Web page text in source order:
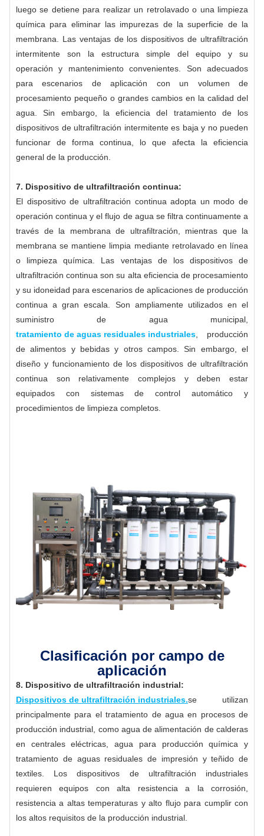
luego se detiene para realizar un retrolavado o una limpieza
química para eliminar las impurezas de la superficie de la
membrana. Las ventajas de los dispositivos de ultrafiltración
intermitente son la estructura simple del equipo y su
operación y mantenimiento convenientes. Son adecuados
para escenarios de aplicación con un volumen de
procesamiento pequeño o grandes cambios en la calidad del
agua. Sin embargo, la eficiencia del tratamiento de los
dispositivos de ultrafiltración intermitente es baja y no pueden
funcionar de forma continua, lo que afecta la eficiencia
general de la producción.
7. Dispositivo de ultrafiltración continua:
El dispositivo de ultrafiltración continua adopta un modo de
operación continua y el flujo de agua se filtra continuamente a
través de la membrana de ultrafiltración, mientras que la
membrana se mantiene limpia mediante retrolavado en línea
o limpieza química. Las ventajas de los dispositivos de
ultrafiltración continua son su alta eficiencia de procesamiento
y su idoneidad para escenarios de aplicaciones de producción
continua a gran escala. Son ampliamente utilizados en el
suministro de agua municipal,
tratamiento de aguas residuales industriales , producción
de alimentos y bebidas y otros campos. Sin embargo, el
diseño y funcionamiento de los dispositivos de ultrafiltración
continua son relativamente complejos y deben estar
equipados con sistemas de control automático y
procedimientos de limpieza completos.
Clasificación por campo de
aplicación
8. Dispositivo de ultrafiltración industrial:
Dispositivos de ultrafiltración industriales.se utilizan
principalmente para el tratamiento de agua en procesos de
producción industrial, como agua de alimentación de calderas
en centrales eléctricas, agua para producción química y
tratamiento de aguas residuales de impresión y teñido de
textiles. Los dispositivos de ultrafiltración industriales
requieren equipos con alta resistencia a la corrosión,
resistencia a altas temperaturas y alto flujo para cumplir con
los altos requisitos de la producción industrial.